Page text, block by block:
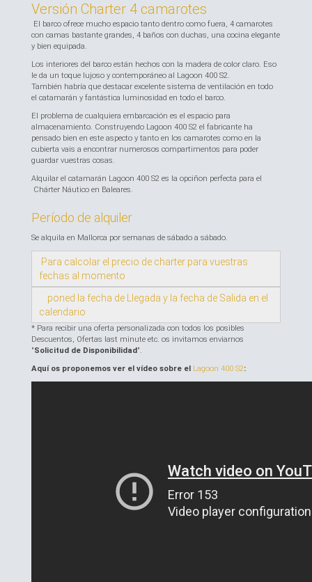
Versión Charter 4 camarotes
El barco ofrece mucho espacio tanto dentro como fuera, 4 camarotes
con camas bastante grandes, 4 baños con duchas, una cocina elegante
y bien equipada.
Los interiores del barco están hechos con la madera de color claro. Eso
le da un toque lujoso y contemporáneo al Lagoon 400 S2.
También habría que destacar excelente sistema de ventilación en todo
el catamarán y fantástica luminosidad en todo el barco.
El problema de cualquiera embarcación es el espacio para
almacenamiento. Construyendo Lagoon 400 S2 el fabricante ha
pensado bien en este aspecto y tanto en los camarotes como en la
cubierta vais a encontrar numerosos compartimentos para poder
guardar vuestras cosas.
Alquilar el catamarán Lagoon 400 S2 es la opciñon perfecta para el
Chárter Náutico en Baleares.
Período de alquiler
Se alquila en Mallorca por semanas de sábado a sábado.
Para calcolar el precio de charter para vuestras
fechas al momento
poned la fecha de Llegada y la fecha de Salida en el
calendario
* Para recibir una oferta personalizada con todos los posibles
Descuentos, Ofertas last minute etc. os invitamos enviarnos
"Solicitud de Disponibilidad".
Aquí os proponemos ver el vídeo sobre el Lagoon 400 S2: